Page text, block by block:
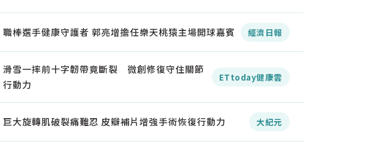
職棒選手健康守護者 郭亮增擔任樂天桃猿主場開球嘉賓 經濟日報
滑雪一摔前十字韌帶竟斷裂 微創修復守住關節
行動力
ETtoday健康雲
巨大旋轉肌破裂痛難忍 皮瓣補片增強手術恢復行動力 大紀元